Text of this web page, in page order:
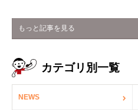
もっと記事を見る
カテゴリ別一覧
NEWS